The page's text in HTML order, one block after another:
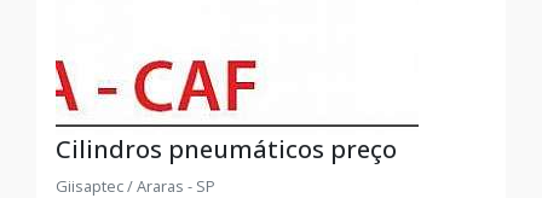
Cilindros pneumáticos preço
Giisaptec / Araras - SP